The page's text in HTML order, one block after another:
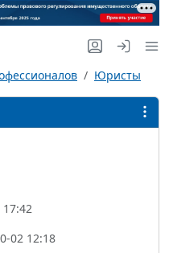
Юристы
17:42
02 12:18